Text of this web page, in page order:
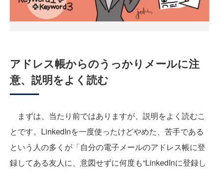
アドレス帳からのうっかりメールに注
意、説明をよく読む
まずは、当たり前ではありますが、説明をよく読むこ
とです。LinkedInを一度使ったけどやめた、苦手である
という人の多くが「自分の電子メールのアドレス帳に登
録してある友人に、意図せずに何度も“LinkedInに登録し